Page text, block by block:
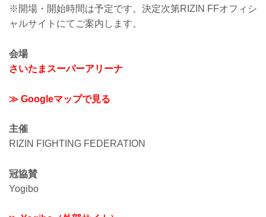
※開場・開始時間は予定です。決定次第RIZIN FFオフィシ
ャルサイトにてご案内します。
会場
さいたまスーパーアリーナ
≫ Googleマップで見る
主催
RIZIN FIGHTING FEDERATION
冠協賛
Yogibo